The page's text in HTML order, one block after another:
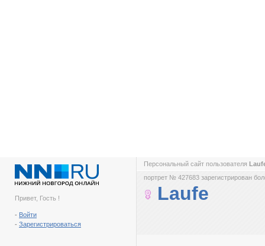
Привет, Гость !
- Войти
- Зарегистрироваться
Персональный сайт пользователя
портрет № 427683 зарегистрирован
Laufe